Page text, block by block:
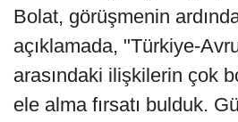
Bolat, görüşmenin
açıklamada, "Türkiye-
arasındaki ilişkilerin çok
ele alma fırsatı bulduk.